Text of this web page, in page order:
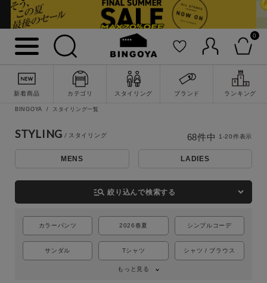
0
新着商品 カテゴリ スタイリング ブランド ランキング
詳細検索
BINGOYA スタイリング一覧
STYLING
MENS LADIES
manage_search 絞り込んで検索する
カラーパンツ 2026春夏 シンプルコーデ
サンダル Tシャツ シャツ / ブラウス
もっと見る
68件中 1-20件表示